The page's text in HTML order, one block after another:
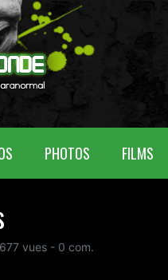
PHOTOS FILMS
vues - 0 com.